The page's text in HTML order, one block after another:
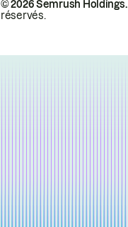
© 2026 Semrush Holdings.
réservés.